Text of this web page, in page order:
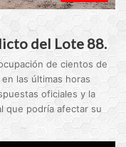
del Lote 88.
de cientos de
las últimas horas
oficiales y la
que podría afectar su